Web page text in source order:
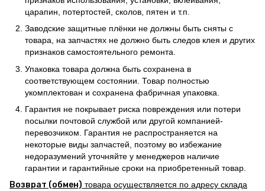
царапин, потертостей, сколов, пятен и т.п.
Заводские защитные плёнки не должны быть сняты с
товара, на запчастях не должно быть следов клея и других
признаков самостоятельного ремонта.
Упаковка товара должна быть сохранена в
соответствующем состоянии. Товар полностью
укомплектован и сохранена фабричная упаковка.
Гарантия не покрывает риска повреждения или потери
посылки почтовой службой или другой компанией-
перевозчиком. Гарантия не распространяется на
некоторые виды запчастей, поэтому во избежание
недоразумений уточняйте у менеджеров наличие
гарантии и гарантийные сроки на приобретенный товар.
Возврат (обмен) товара осуществляется по адресу склада